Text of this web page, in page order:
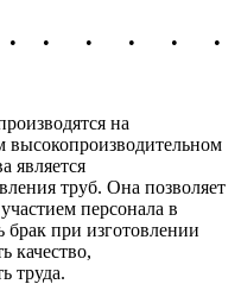
• • • • • •
на
высокопроизводительном
является
труб. Она позволяет
персонала в
брак при изготовлении
качество,
труда.